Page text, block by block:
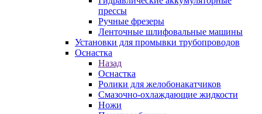
прессы
Ручные фрезеры
Ленточные шлифовальные машины
Установки для промывки трубопроводов
Оснастка
Назад
Оснастка
Ролики для желобонакатчиков
Смазочно-охлаждающие жидкости
Ножи